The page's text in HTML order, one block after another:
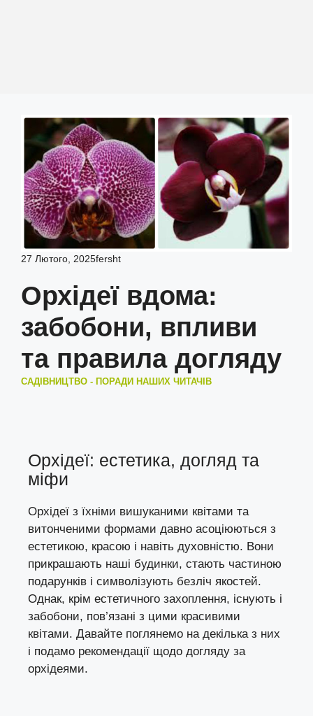
27 Лютого, 2025fersht
Орхідеї вдома:
забобони, впливи
та правила догляду
САДІВНИЦТВО - ПОРАДИ НАШИХ ЧИТАЧІВ
Орхідеї: естетика, догляд та
міфи
Орхідеї з їхніми вишуканими квітами та
витонченими формами давно асоціюються з
естетикою, красою і навіть духовністю. Вони
прикрашають наші будинки, стають частиною
подарунків і символізують безліч якостей.
Однак, крім естетичного захоплення, існують і
забобони, пов’язані з цими красивими
квітами. Давайте поглянемо на декілька з них
і подамо рекомендації щодо догляду за
орхідеями.